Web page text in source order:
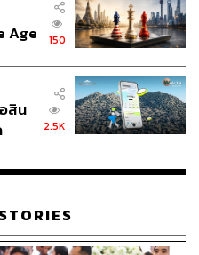
Age
150
สิน
2.5K